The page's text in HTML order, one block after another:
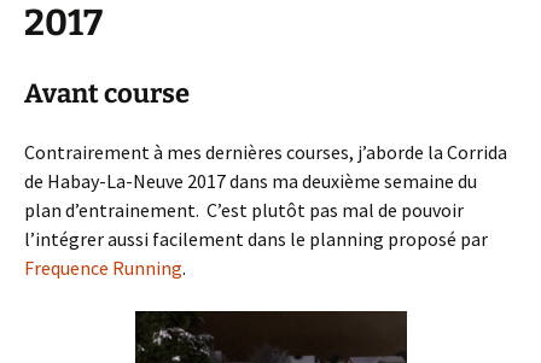
2017
Avant course
Contrairement à mes dernières courses, j’aborde la Corrida
de Habay-La-Neuve 2017 dans ma deuxième semaine du
plan d’entrainement. C’est plutôt pas mal de pouvoir
l’intégrer aussi facilement dans le planning proposé par
Frequence Running.